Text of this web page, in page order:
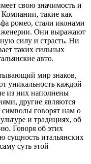
свою значимость и
такие как
ромео, стали иконами
Они выражают
силу и страсть. Ни
таких сильных
авто.
мир знаков,
уникальность каждой
из них наполнены
другие являются
говорят нам о
и традициях, об
Говоря об этих
сущность итальянских
суть этой